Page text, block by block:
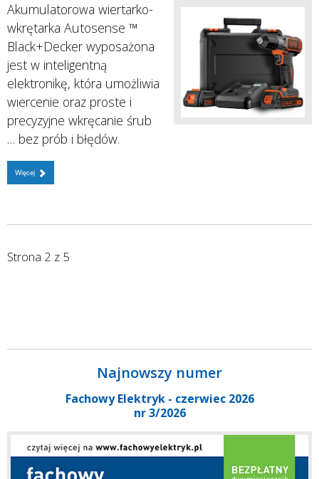
Akumulatorowa wiertarko-
wkrętarka Autosense ™
Black+Decker wyposażona
jest w inteligentną
elektronikę, która umożliwia
wiercenie oraz proste i
precyzyjne wkręcanie śrub
… bez prób i błędów.
Więcej
Strona 2 z 5
Najnowszy numer
Fachowy Elektryk - czerwiec 2026
nr 3/2026